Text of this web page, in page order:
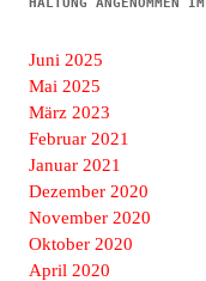
Juni 2025
Mai 2025
März 2023
Februar 2021
Januar 2021
Dezember 2020
November 2020
Oktober 2020
April 2020